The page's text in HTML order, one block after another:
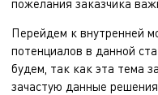
пожелания заказчика
Перейдем к внутренней
потенциалов в данной
будем, так как эта тема
зачастую данные